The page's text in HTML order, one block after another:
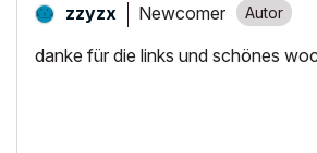
zzyzx Newcomer
danke für die links und schönes